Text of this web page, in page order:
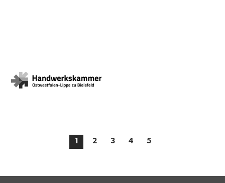
1 2 3 4 5